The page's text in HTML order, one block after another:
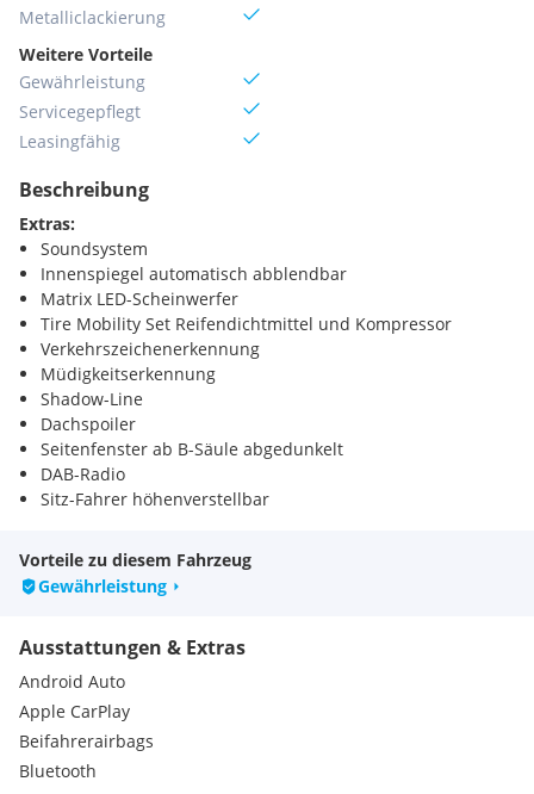
Metallic­lackierung
Weitere Vorteile
Gewährleistung
Servicegepflegt
Leasingfähig
Beschreibung
Extras:
Soundsystem
Innenspiegel automatisch abblendbar
Matrix LED-Scheinwerfer
Tire Mobility Set Reifendichtmittel und Kompressor
Verkehrszeichenerkennung
Müdigkeitserkennung
Shadow-Line
Dachspoiler
Seitenfenster ab B-Säule abgedunkelt
DAB-Radio
Sitz-Fahrer höhenverstellbar
Vorteile zu diesem Fahrzeug
Gewährleistung
Ausstattungen & Extras
Android Auto
Apple CarPlay
Beifahrerairbags
Bluetooth